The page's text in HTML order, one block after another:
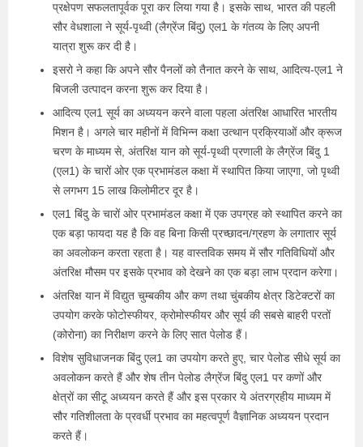
प्रक्षेपण सफलतापूर्वक पूरा कर लिया गया है। इसके साथ, भारत की पहली
सौर वेधशाला ने सूर्य-पृथ्वी (लैग्रेंज बिंदु) एल1 के गंतव्य के लिए अपनी
यात्रा शुरू कर दी है।
इसरो ने कहा कि अपने सौर पैनलों को तैनात करने के साथ, आदित्य-एल1 ने
बिजली उत्पादन करना शुरू कर दिया है।
आदित्य एल1 सूर्य का अध्ययन करने वाला पहला अंतरिक्ष आधारित भारतीय
मिशन है। अगले चार महीनों में विभिन्न कक्षा उत्थान प्रक्रियाओं और क्रूज
चरण के माध्यम से, अंतरिक्ष यान को सूर्य-पृथ्वी प्रणाली के लैग्रेंज बिंदु 1
(एल1) के चारों ओर एक प्रभामंडल कक्षा में स्‍थापित किया जाएगा, जो पृथ्वी
से लगभग 15 लाख किलोमीटर दूर है।
एल1 बिंदु के चारों ओर प्रभामंडल कक्षा में एक उपग्रह को स्थापित करने का
एक बड़ा फायदा यह है कि वह बिना किसी प्रच्छादन/ग्रहण के लगातार सूर्य
का अवलोकन करता रहता है। यह वास्तविक समय में सौर गतिविधियों और
अंतरिक्ष मौसम पर इसके प्रभाव को देखने का एक बड़ा लाभ प्रदान करेगा।
अंतरिक्ष यान में विद्युत चुम्बकीय और कण तथा चुंबकीय क्षेत्र डिटेक्टरों का
उपयोग करके फोटोस्फीयर, क्रोमोस्फीयर और सूर्य की सबसे बाहरी परतों
(कोरोना) का निरीक्षण करने के लिए सात पेलोड हैं।
विशेष सुविधाजनक बिंदु एल1 का उपयोग करते हुए, चार पेलोड सीधे सूर्य का
अवलोकन करते हैं और शेष तीन पेलोड लैग्रेंज बिंदु एल1 पर कणों और
क्षेत्रों का सीटू अध्ययन करते हैं और इस प्रकार ये अंतरग्रहीय माध्यम में
सौर गतिशीलता के प्रवर्धी प्रभाव का महत्वपूर्ण वैज्ञानिक अध्ययन प्रदान
करते हैं।